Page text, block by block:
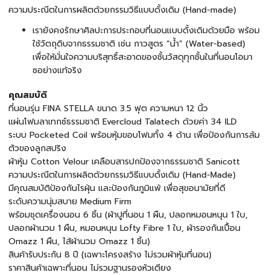
ความประณีตในการผลิตด้วยกรรมวิธีแบบดั้งเดิม (Hand-made)
เรายังคงรักษาศิลปะการประกอบที่นอนแบบดั้งเดิมด้วยมือ พร้อม
ใช้วัตถุดิบจากธรรมชาติ เช่น กาวสูตร “น้ำ” (Water-based)
เพื่อให้มั่นใจความบริสุทธิ์สะอาดของชั้นวัสดุทุกชั้นในที่นอนโอมา
ซอย่างแท้จริง
คุณสมบัติ
ที่นอนรุ่น FINA STELLA ขนาด 3.5 ฟุต ความหนา 12 นิ้ว
แผ่นโฟมลาเทกซ์ธรรมชาติ Evercloud Talatech ด้วยค่า 34 ILD
ระบบ Pocketed Coil พร้อมหุ้มขอบโฟมทั้ง 4 ด้าน เพื่อป้องกันการล้ม
ตัวของลูกสปริง
ผ้าหุ้ม Cotton Velour เคลือบสารปกป้องจากธรรมชาติ Sanicott
ความประณีตในการผลิตด้วยกรรมวิธีแบบดั้งเดิม (Hand-Made)
มีคุณสมบัติป้องกันไรฝุ่น และป้องกันภูมิแพ้ เพื่อสุขอนามัยที่ดี
ระดับความนุ่มสบาย Medium Firm
พร้อมชุดเครื่องนอน 6 ชิ้น (ผ้าปูที่นอน 1 ผืน, ปลอกหมอนหนุน 1 ใบ,
ปลอกผ้านวม 1 ผืน, หมอนหนุน Lofty Fibre 1 ใบ, ผ้ารองกันเปื้อน
Omazz 1 ผืน, ไส้ผ้านวม Omazz 1 ชิ้น)
สินค้ารับประกัน 8 ปี (เฉพาะโครงสร้าง ไม่รวมผ้าหุ้มที่นอน)
ราคาสินค้าเฉพาะที่นอน ไม่รวมฐานรองหัวเตียง